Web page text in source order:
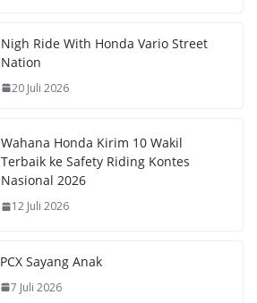
s
A
p
e
st
y
Li
k
Nigh Ride With Honda Vario Street
Nation
20 Juli 2026
Wahana Honda Kirim 10 Wakil
Terbaik ke Safety Riding Kontes
Nasional 2026
12 Juli 2026
PCX Sayang Anak
7 Juli 2026